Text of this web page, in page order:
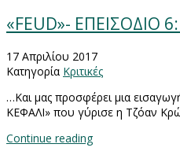
«FEUD»-
17 Απριλίου 2017
Κατηγορία Κριτικές
…Και μας προσφέρει μια
ΚΕΦΑΛΙ» που γύρισε η Τζόαν
Continue reading